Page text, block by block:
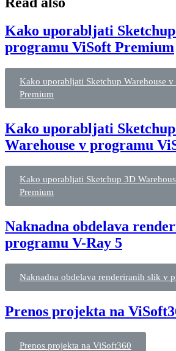
Kako uporabljati
programu ViSoft Premium
Kako uporabljati Sketchup Warehouse
Premium
Kako uporabljati
Warehouse v programu
Kako uporabljati Sketchup 3D
Premium
Naknadna obdelava
programu V-Ray 5
Naknadna obdelava renderiranih slik v
Prenos projekta na
Prenos projekta na ViSoft360